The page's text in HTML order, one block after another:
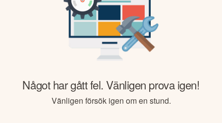
Något har gått fel. Vänligen prova igen!
Vänligen försök igen om en stund.